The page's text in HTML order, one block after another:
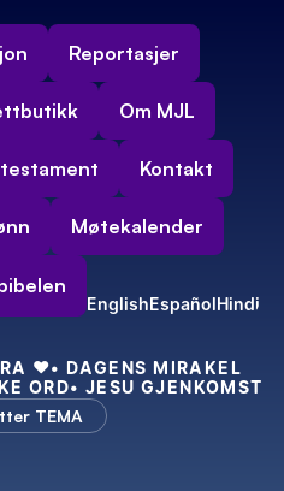
Reportasjer
Om MJL
Kontakt
Møtekalender
EnglishEspañolHindi
❤️• DAGENS MIRAKEL
ORD• JESU GJENKOMST
TEMA